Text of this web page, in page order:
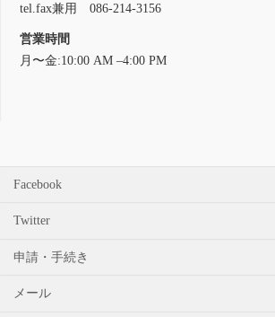
tel.fax兼用 086-214-3156
営業時間
月〜金:10:00 AM –4:00 PM
Facebook
Twitter
申請・手続き
メール